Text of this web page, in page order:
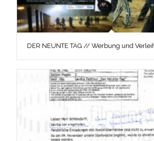
DER NEUNTE TAG // Werbung und